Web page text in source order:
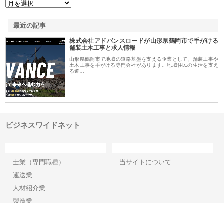
最近の記事
株式会社アドバンスロードが山形県鶴岡市で手がける
舗装土木工事と求人情報
山形県鶴岡市で地域の道路基盤を支える企業として、舗装工事や
土木工事を手がける専門会社があります。地域住民の生活を支え
る道…
ビジネスワイドネット
士業（専門職種）
運送業
人材紹介業
製造業
当サイトについて